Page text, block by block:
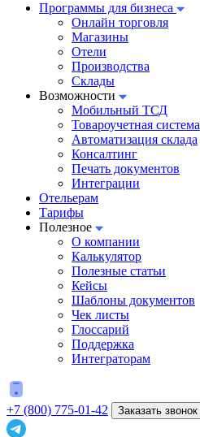
Программы для бизнеса
Онлайн торговля
Магазины
Отели
Производства
Склады
Возможности
Мобильный ТСД
Товароучетная система
Автоматизация склада
Консалтинг
Печать документов
Интеграции
Отельерам
Тарифы
Полезное
О компании
Калькулятор
Полезные статьи
Кейсы
Шаблоны документов
Чек листы
Глоссарий
Поддержка
Интеграторам
+7 (800) 775-01-42 Заказать звонок